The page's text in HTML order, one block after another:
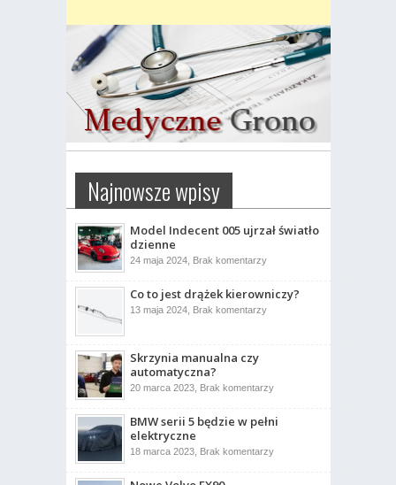
Najnowsze wpisy
Model Indecent 005 ujrzał światło
dzienne
24 maja 2024, Brak komentarzydo
005
ujrzał
światło
Co to jest drążek kierowniczy?
13 maja 2024, Brak komentarzydo
Skrzynia manualna czy
automatyczna?
20 marca 2023, Brak komentarzydo
czy
automatyczna?
BMW serii 5 będzie w pełni
elektryczne
18 marca 2023, Brak komentarzydo